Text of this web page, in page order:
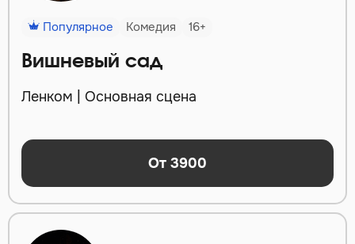
Популярное Комедия 16+
Вишневый сад
Ленком | Основная сцена
От 3900